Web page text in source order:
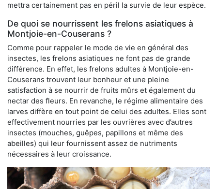
mettra certainement pas en péril la survie de leur espèce.
De quoi se nourrissent les frelons asiatiques à
Montjoie-en-Couserans ?
Comme pour rappeler le mode de vie en général des
insectes, les frelons asiatiques ne font pas de grande
différence. En effet, les frelons adultes à Montjoie-en-
Couserans trouvent leur bonheur et une pleine
satisfaction à se nourrir de fruits mûrs et également du
nectar des fleurs. En revanche, le régime alimentaire des
larves diffère en tout point de celui des adultes. Elles sont
effectivement nourries par les ouvrières avec d’autres
insectes (mouches, guêpes, papillons et même des
abeilles) qui leur fournissent assez de nutriments
nécessaires à leur croissance.